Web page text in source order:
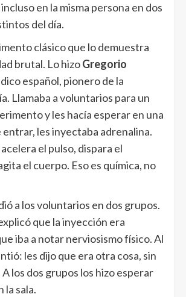
en la misma persona en dos
del día.
clásico que lo demuestra
brutal. Lo hizoGregorio
español, pionero de la
Llamaba a voluntarios para un
y les hacía esperar en una
entrar, les inyectaba adrenalina.
el pulso, dispara el
el cuerpo. Eso es química, no
a los voluntarios en dos grupos.
que la inyección era
iba a notar nerviosismo físico. Al
les dijo que era otra cosa, sin
los dos grupos los hizo esperar
la sala.